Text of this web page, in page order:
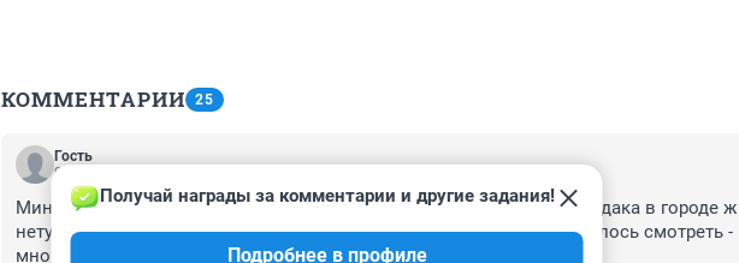
КОММЕНТАРИИ 25
Гость
9 января 2023, 18:59
Минздрав связывает…🤣🤣🤣а мэрия с чем связывает??? А, нет, бардака в городе ж
нету…. Ну, ну….. причём здесь погода???? Люди что- под ноги разучилось смотреть -
многие и сразу???? Вы что говорите- отчёт отдаёте себе?????
Получай награды за комментарии и другие задания!
Подробнее в профиле